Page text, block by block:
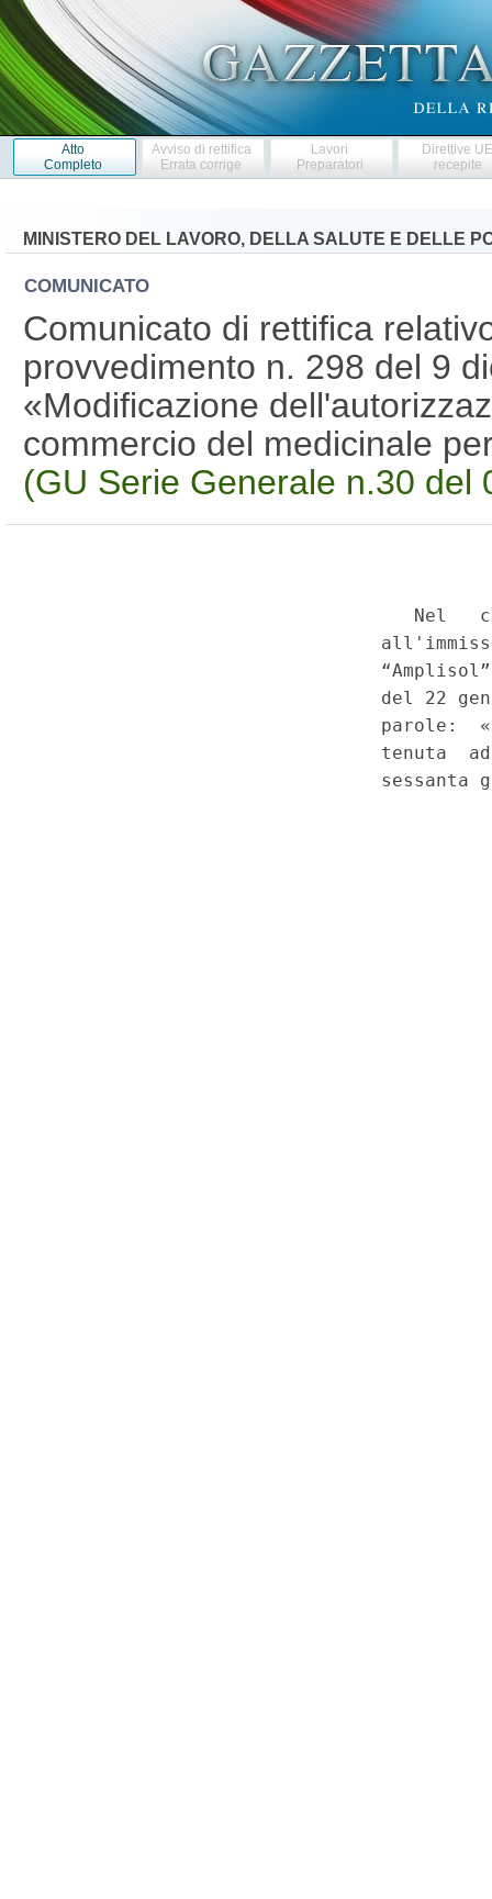
Atto
Completo
Avviso di rettifica
Errata corrige
Lavori
Preparatori
Direttive
recepite
MINISTERO DEL LAVORO, DELLA SALUTE E DELLE
COMUNICATO
Comunicato di rettifica
provvedimento n. 298 del 9
«Modificazione
commercio del medicinale
(GU Serie Generale n.30 del